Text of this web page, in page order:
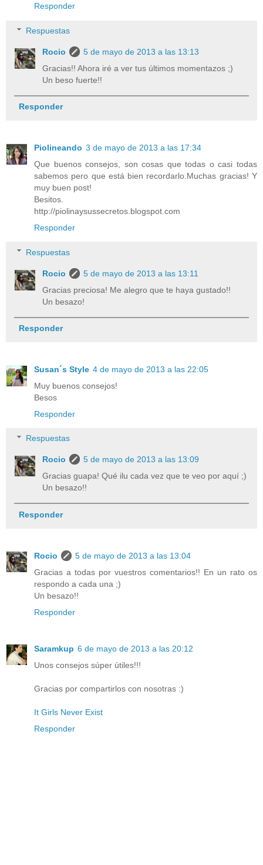
Responder
Respuestas
Rocio
5 de mayo de 2013 a las 13:13
Gracias!! Ahora iré a ver tus últimos momentazos ;)
Un beso fuerte!!
Responder
Piolineando 3 de mayo de 2013 a las 17:34
Que buenos consejos, son cosas que todas o casi todas
sabemos pero que está bien recordarlo.Muchas gracias! Y
muy buen post!
Besitos.
http://piolinaysussecretos.blogspot.com
Responder
Respuestas
Rocio
5 de mayo de 2013 a las 13:11
Gracias preciosa! Me alegro que te haya gustado!!
Un besazo!
Responder
Susan´s Style 4 de mayo de 2013 a las 22:05
Muy buenos consejos!
Besos
Responder
Respuestas
Rocio
5 de mayo de 2013 a las 13:09
Gracias guapa! Qué ilu cada vez que te veo por aquí ;)
Un besazo!!
Responder
Rocio
5 de mayo de 2013 a las 13:04
Gracias a todas por vuestros comentarios!! En un rato os
respondo a cada una ;)
Un besazo!!
Responder
Saramkup 6 de mayo de 2013 a las 20:12
Unos consejos súper útiles!!!
Gracias por compartirlos con nosotras :)
It Girls Never Exist
Responder